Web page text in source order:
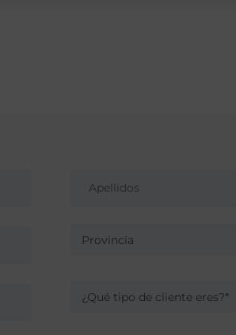
Provincia
¿Qué tipo de cliente eres?*